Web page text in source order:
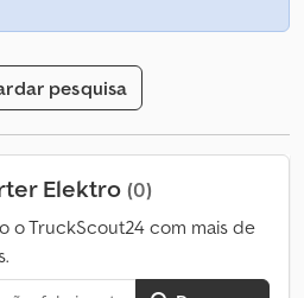
pesquisa
Elektro (0)
o TruckScout24 com mais de